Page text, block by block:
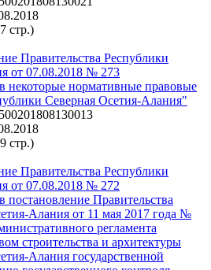
стр.)
Правительства Республики
от 07.08.2018 № 273
некоторые нормативные правовые
Северная Осетия-Алания"
стр.)
Правительства Республики
от 07.08.2018 № 272
Правительства
Алания от 11 мая 2017 года №
регламента
строительства и архитектуры
Алания государственной